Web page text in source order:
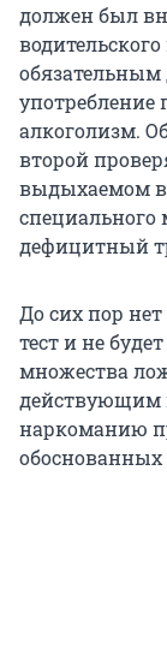
должен был
обязательным
алкоголизм.
второй
выдыхаемом
специального
дефицитный
До сих пор
тест и не
множества
действующим
наркоманию
обоснованных